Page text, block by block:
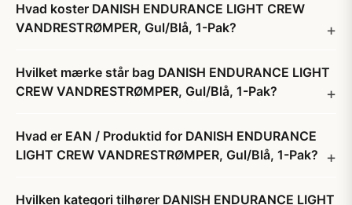
Hvad koster DANISH ENDURANCE LIGHT CREW
VANDRESTRØMPER, Gul/Blå, 1-Pak?
Hvilket mærke står bag DANISH ENDURANCE LIGHT
CREW VANDRESTRØMPER, Gul/Blå, 1-Pak?
Hvad er EAN / Produktid for DANISH ENDURANCE
LIGHT CREW VANDRESTRØMPER, Gul/Blå, 1-Pak?
Hvilken kategori tilhører DANISH ENDURANCE LIGHT